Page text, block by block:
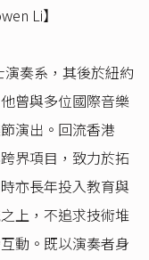
Li】
奏系，其後於紐約
曾與多位國際音樂
演出。回流香港
界項目，致力於拓
亦長年投入教育與
上，不追求技術堆
動。既以演奏者身